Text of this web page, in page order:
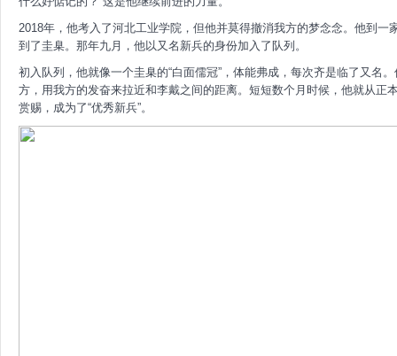
2018年，他考入了河北工业学院，但他并莫得撤消我方的梦念念。他到
到了圭臬。那年九月，他以又名新兵的身份加入了队列。
初入队列，他就像一个圭臬的“白面儒冠”，体能弗成，每次齐是临了又名
方，用我方的发奋来拉近和李戴之间的距离。短短数个月时候，他就从正
赏赐，成为了“优秀新兵”。